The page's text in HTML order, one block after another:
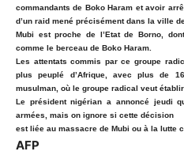
commandants de Boko Haram et avoir
d’un raid mené précisément dans la ville de
Mubi est proche de l’Etat de Borno,
comme le berceau de Boko Haram.
Les attentats commis par ce groupe
plus peuplé d’Afrique, avec plus de
musulman, où le groupe radical veut
Le président nigérian a annoncé jeudi
armées, mais on ignore si cette décision
est liée au massacre de Mubi ou à la lutte
AFP